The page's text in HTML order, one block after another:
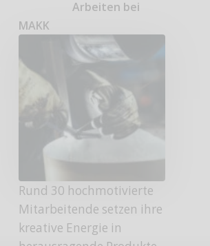
Arbeiten bei
MAKK
Rund 30 hochmotivierte
Mitarbeitende setzen ihre
kreative Energie in